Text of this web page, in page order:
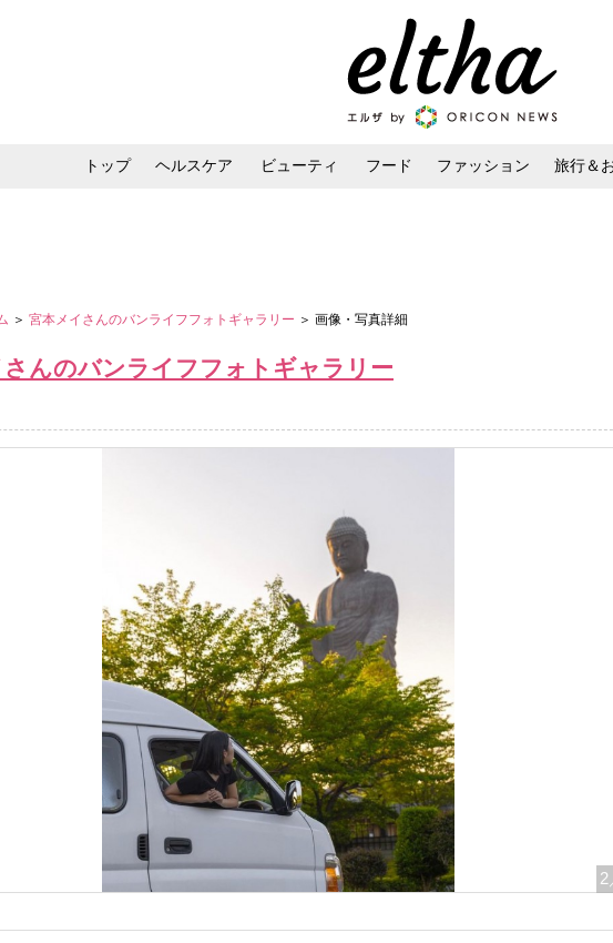
トップ ヘルスケア ビューティ フード ファッション 旅行＆
＞ 宮本メイさんのバンライフフォトギャラリー ＞ 画像・写真詳細
んのバンライフフォトギャラリー
2